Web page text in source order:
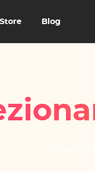
Store Blog